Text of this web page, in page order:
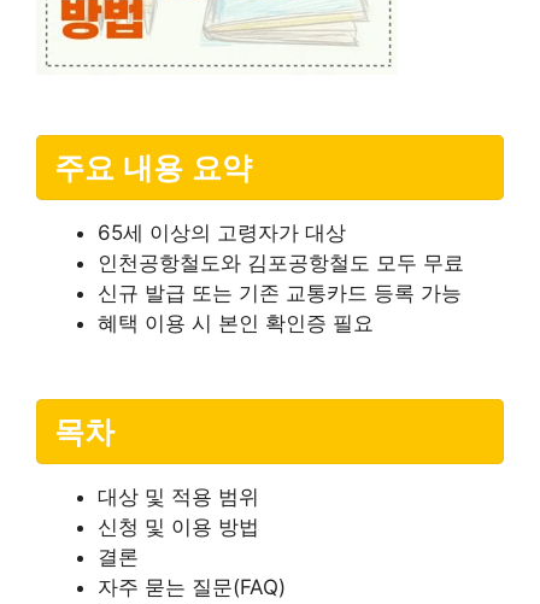
주요 내용 요약
65세 이상의 고령자가 대상
인천공항철도와 김포공항철도 모두 무료
신규 발급 또는 기존 교통카드 등록 가능
혜택 이용 시 본인 확인증 필요
목차
대상 및 적용 범위
신청 및 이용 방법
결론
자주 묻는 질문(FAQ)